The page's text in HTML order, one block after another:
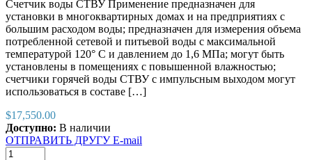
Счетчик воды СТВУ Применение предназначен для
установки в многоквартирных домах и на предприятиях с
большим расходом воды; предназначен для измерения объема
потребленной сетевой и питьевой воды с максимальной
температурой 120° C и давлением до 1,6 МПа; могут быть
установлены в помещениях с повышенной влажностью;
счетчики горячей воды СТВУ с импульсным выходoм могут
использоваться в составе […]
$17,550.00
Доступно: В наличии
ОТПРАВИТЬ ДРУГУ E-mail